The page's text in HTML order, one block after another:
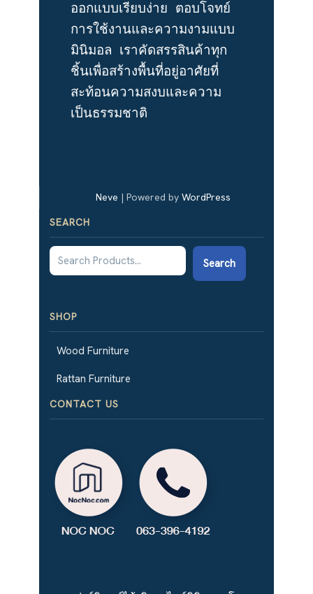
ออกแบบเรียบง่าย ตอบโจทย์
การใช้งานและความงามแบบ
มินิมอล เราคัดสรรสินค้าทุก
ชิ้นเพื่อสร้างพื้นที่อยู่อาศัยที่
สะท้อนความสงบและความ
เป็นธรรมชาติ
Neve | Powered by WordPress
SEARCH
Search
SHOP
Wood Furniture
Rattan Furniture
CONTACT US